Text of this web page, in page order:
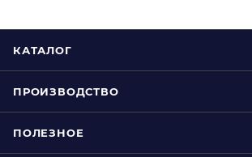
КАТАЛОГ
ПРОИЗВОДСТВО
ПОЛЕЗНОЕ